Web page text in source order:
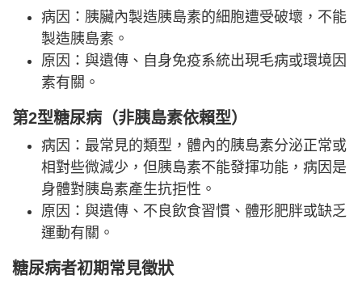
病因：胰臟內製造胰島素的細胞遭受破壞，不能
製造胰島素。
原因：與遺傳、自身免疫系統出現毛病或環境因
素有關。
第2型糖尿病（非胰島素依賴型）
病因：最常見的類型，體內的胰島素分泌正常或
相對些微減少，但胰島素不能發揮功能，病因是
身體對胰島素產生抗拒性。
原因：與遺傳、不良飲食習慣、體形肥胖或缺乏
運動有關。
糖尿病者初期常見徵狀